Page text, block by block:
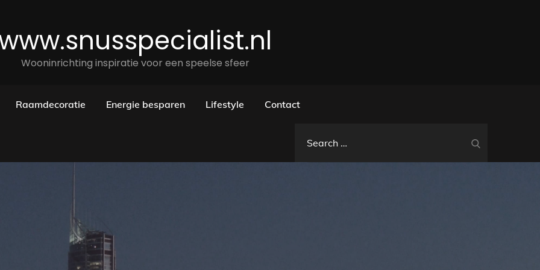
Wooninrichting inspiratie voor een speelse sfeer
Raamdecoratie Energie besparen Lifestyle Contact
for: